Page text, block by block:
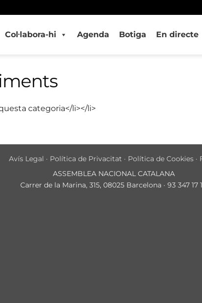
Col·labora-hi Agenda Botiga En directe
categoria</li></li>
Avís Legal · Política de Privacitat · Política de Cookies ·
ASSEMBLEA NACIONAL CATALANA
Carrer de la Marina, 315, 08025 Barcelona · 93 347 17